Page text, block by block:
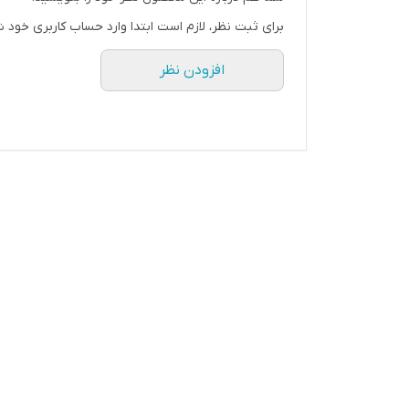
برای ثبت نظر، لازم است ابتدا وارد حساب کاربری خود
افزودن نظر